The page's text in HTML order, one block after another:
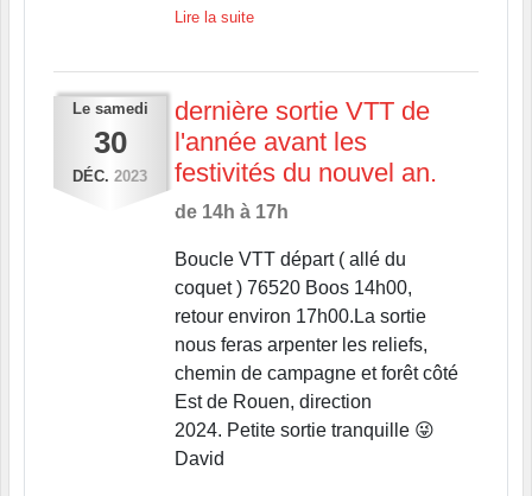
Lire la suite
Le samedi
30
DÉC. 2023
dernière sortie VTT de
l'année avant les
festivités du nouvel an.
de 14h à 17h
Boucle VTT départ ( allé du
coquet ) 76520 Boos 14h00,
retour environ 17h00.La sortie
nous feras arpenter les reliefs,
chemin de campagne et forêt côté
Est de Rouen, direction
2024. Petite sortie tranquille 😜
David